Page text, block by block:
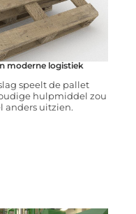
moderne logistiek
speelt de pallet
hulpmiddel zou
anders uitzien.